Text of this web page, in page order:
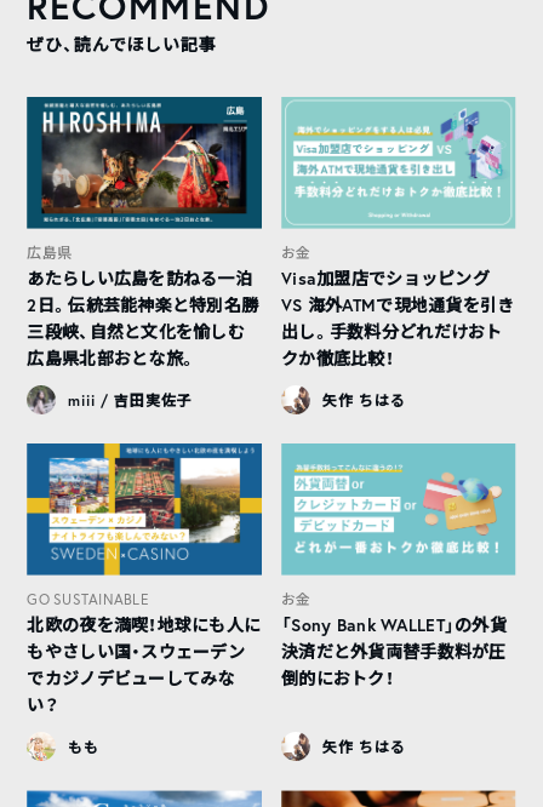
ぜひ、読んでほしい記事
広島県
あたらしい広島を訪ねる一泊
2日。伝統芸能神楽と特別名勝
三段峡、自然と文化を愉しむ
広島県北部おとな旅。
miii / 吉田実佐子
お金
Visa加盟店でショッピング
VS 海外ATMで現地通貨を引き
出し。手数料分どれだけおト
クか徹底比較！
矢作 ちはる
GO SUSTAINABLE
北欧の夜を満喫！地球にも人に
もやさしい国・スウェーデン
でカジノデビューしてみな
い？
もも
お金
「Sony Bank WALLET」の外貨
決済だと外貨両替手数料が圧
倒的におトク！
矢作 ちはる